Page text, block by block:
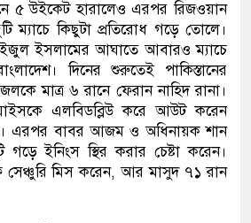
৫ উইকেট হারালেও এরপর রিজওয়ান
ম্যাচে কিছুটা প্রতিরোধ গড়ে তোলে।
ইসলামের আঘাতে আবারও ম্যাচে
দিনের শুরুতেই পাকিস্তানের
মাত্র ৬ রানে ফেরান নাহিদ রানা।
এলবিডব্লিউ করে আউট করেন
এরপর বাবর আজম ও অধিনায়ক শান
ইনিংস স্থির করার চেষ্টা করেন।
সেঞ্চুরি মিস করেন, আর মাসুদ ৭১ রান